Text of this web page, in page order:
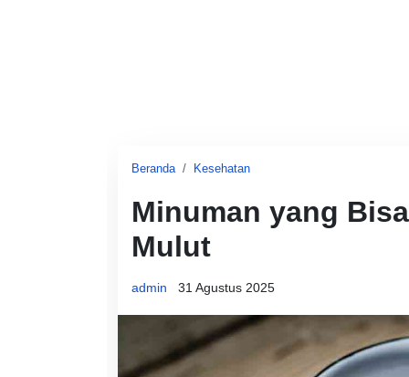
Beranda Kesehatan
Minuman yang
Mulut
admin 31 Agustus 2025